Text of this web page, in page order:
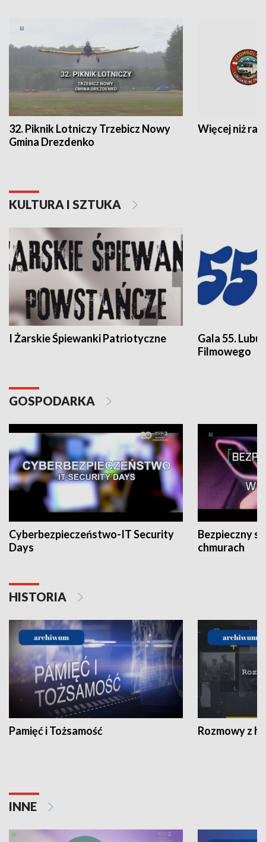
32. Piknik Lotniczy Trzebicz Nowy
Gmina Drezdenko
Więcej niż rajd
KULTURA I SZTUKA
I Żarskie Śpiewanki Patriotyczne
Gala 55.
Filmowego
GOSPODARKA
Cyberbezpieczeństwo-IT Security
Days
Bezpieczny
chmurach
HISTORIA
Pamięć i Tożsamość Rozmowy z
INNE